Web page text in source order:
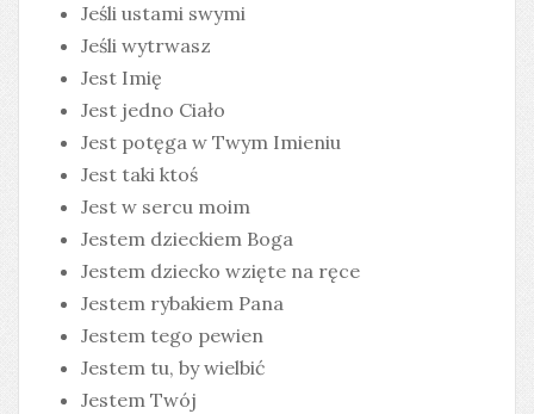
Jeśli ustami swymi
Jeśli wytrwasz
Jest Imię
Jest jedno Ciało
Jest potęga w Twym Imieniu
Jest taki ktoś
Jest w sercu moim
Jestem dzieckiem Boga
Jestem dziecko wzięte na ręce
Jestem rybakiem Pana
Jestem tego pewien
Jestem tu, by wielbić
Jestem Twój